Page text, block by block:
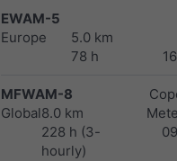
EWAM-5
Europe
5.0 km
78 h
MFWAM-8
Global8.0 km
228 h (3-
hourly)